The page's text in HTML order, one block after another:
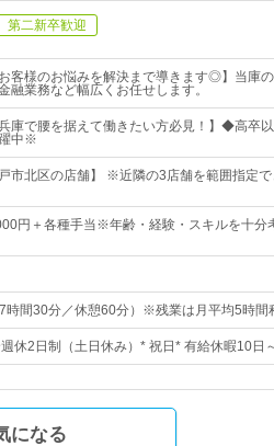
第二新卒歓迎
客様のお悩みを解決まで導きます◎】当庫
融業務など幅広くお任せします。
庫で腰を据えて働きたい方必見！】◆高卒
中※
戸市北区の店舗】 ※近隣の3店舗を範囲指定
円＋各種手当※年齢・経験・スキルを十分
時間30分／休憩60分）※残業は月平均5時間
休2日制（土日休み）* 祝日* 有給休暇10日
になる